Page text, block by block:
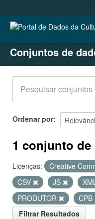
CONJUNTOS DE
ORGANIZAÇÕES
GRUPOS
SOBRE
Conjuntos de
Ordenar por
1 conjunto
Licenças: Creative
CSV
JS
PRODUTOR
CPB
Filtrar Resultados